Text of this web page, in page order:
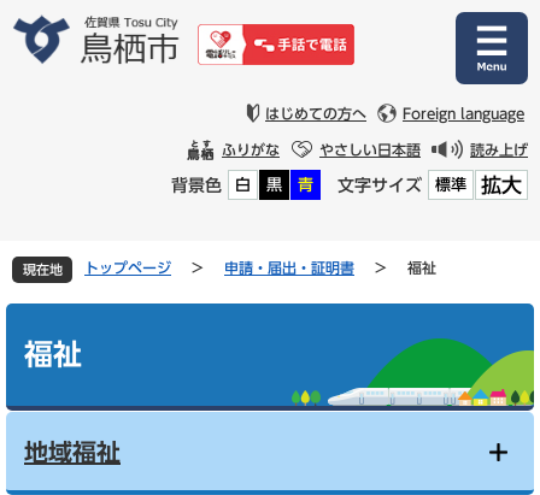
文
はじめての方へ Foreign language
ふりがな やさしい日本語 読み上げ
背景色 白 黒 青 文字サイズ 標準 拡大
現在地 トップページ > 申請・届出・証明書 > 福祉
福祉
地域福祉